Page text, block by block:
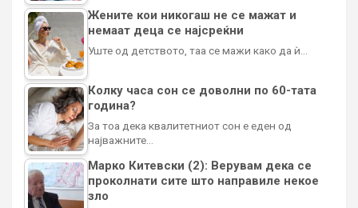
Жените кои никогаш не се мажат и
немаат деца се најсреќни
Уште од детството, таа се мажи како да ѝ…
Колку часа сон се доволни по 60-тата
година?
За тоа дека квалитетниот сон е еден од
најважните…
Марко Китевски (2): Верувам дека се
проколнати сите што направиле некое
зло